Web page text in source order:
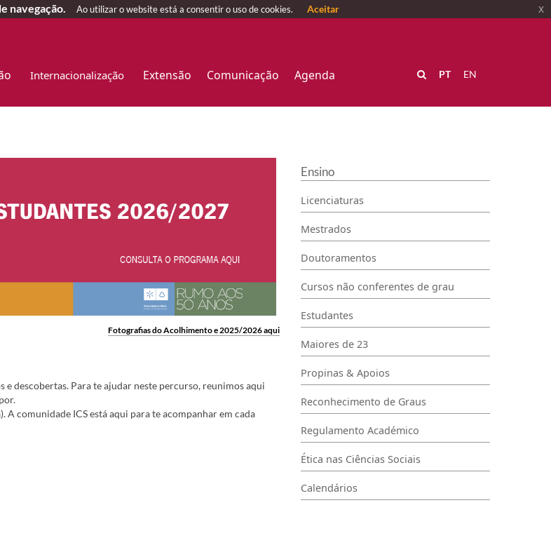
Internacionalização Extensão Comunicação Agenda EN
PT
Fotografias do Acolhimento e 2025/2026 aqui
descobertas. Para te ajudar neste percurso, reunimos aqui
comunidade ICS está aqui para te acompanhar em cada
Ensino
Licenciaturas
Mestrados
Doutoramentos
Cursos não conferentes de grau
Estudantes
Maiores de 23
Propinas & Apoios
Reconhecimento de Graus
Regulamento Académico
Ética nas Ciências Sociais
Calendários
navegação. Ao utilizar o website está a consentir o uso de cookies. Aceitar x